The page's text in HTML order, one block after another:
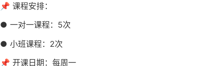
📌 课程安排：
● 一对一课程：5次
● 小班课程：2次
📌 开课日期：每周一